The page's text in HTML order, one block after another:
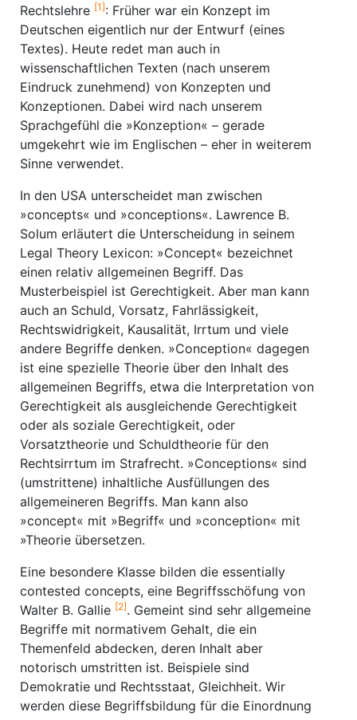
Rechtslehre [1]: Früher war ein Konzept im
Deutschen eigentlich nur der Entwurf (eines
Textes). Heute redet man auch in
wissenschaftlichen Texten (nach unserem
Eindruck zunehmend) von Konzepten und
Konzeptionen. Dabei wird nach unserem
Sprachgefühl die »Konzeption« – gerade
umgekehrt wie im Englischen – eher in weiterem
Sinne verwendet.
In den USA unterscheidet man zwischen
»concepts« und »conceptions«. Lawrence B.
Solum erläutert die Unterscheidung in seinem
Legal Theory Lexicon: »Concept« bezeichnet
einen relativ allgemeinen Begriff. Das
Musterbeispiel ist Gerechtigkeit. Aber man kann
auch an Schuld, Vorsatz, Fahrlässigkeit,
Rechtswidrigkeit, Kausalität, Irrtum und viele
andere Begriffe denken. »Conception« dagegen
ist eine spezielle Theorie über den Inhalt des
allgemeinen Begriffs, etwa die Interpretation von
Gerechtigkeit als ausgleichende Gerechtigkeit
oder als soziale Gerechtigkeit, oder
Vorsatztheorie und Schuldtheorie für den
Rechtsirrtum im Strafrecht. »Conceptions« sind
(umstrittene) inhaltliche Ausfüllungen des
allgemeineren Begriffs. Man kann also
»concept« mit »Begriff« und »conception« mit
»Theorie übersetzen.
Eine besondere Klasse bilden die essentially
contested concepts, eine Begriffsschöfung von
Walter B. Gallie [2]. Gemeint sind sehr allgemeine
Begriffe mit normativem Gehalt, die ein
Themenfeld abdecken, deren Inhalt aber
notorisch umstritten ist. Beispiele sind
Demokratie und Rechtsstaat, Gleichheit. Wir
werden diese Begriffsbildung für die Einordnung